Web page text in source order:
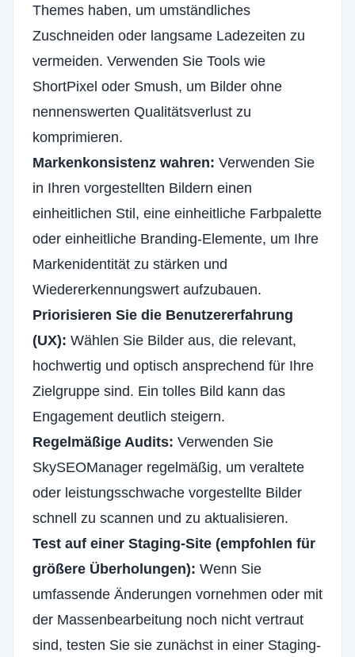
Themes haben, um umständliches
Zuschneiden oder langsame Ladezeiten zu
vermeiden. Verwenden Sie Tools wie
ShortPixel oder Smush, um Bilder ohne
nennenswerten Qualitätsverlust zu
komprimieren.
Markenkonsistenz wahren: Verwenden Sie
in Ihren vorgestellten Bildern einen
einheitlichen Stil, eine einheitliche Farbpalette
oder einheitliche Branding-Elemente, um Ihre
Markenidentität zu stärken und
Wiedererkennungswert aufzubauen.
Priorisieren Sie die Benutzererfahrung
(UX): Wählen Sie Bilder aus, die relevant,
hochwertig und optisch ansprechend für Ihre
Zielgruppe sind. Ein tolles Bild kann das
Engagement deutlich steigern.
Regelmäßige Audits: Verwenden Sie
SkySEOManager regelmäßig, um veraltete
oder leistungsschwache vorgestellte Bilder
schnell zu scannen und zu aktualisieren.
Test auf einer Staging-Site (empfohlen für
größere Überholungen): Wenn Sie
umfassende Änderungen vornehmen oder mit
der Massenbearbeitung noch nicht vertraut
sind, testen Sie sie zunächst in einer Staging-